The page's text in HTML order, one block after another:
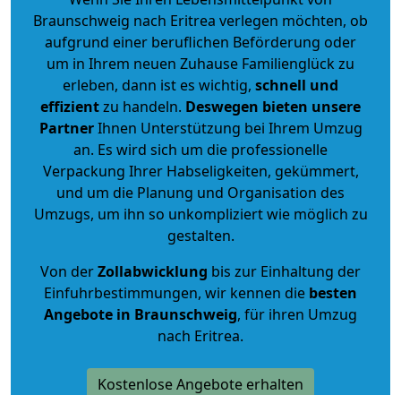
Braunschweig nach Eritrea verlegen möchten, ob
aufgrund einer beruflichen Beförderung oder
um in Ihrem neuen Zuhause Familienglück zu
erleben, dann ist es wichtig, schnell und
effizientzu handeln. Deswegen bieten unsere
PartnerIhnen Unterstützung bei Ihrem Umzug
an. Es wird sich um die professionelle
Verpackung Ihrer Habseligkeiten, gekümmert,
und um die Planung und Organisation des
Umzugs, um ihn so unkompliziert wie möglich zu
gestalten.
Von derZollabwicklung bis zur Einhaltung der
Einfuhrbestimmungen, wir kennen die besten
Angebote in Braunschweig, für ihren Umzug
nach Eritrea.
Kostenlose Angebote erhalten